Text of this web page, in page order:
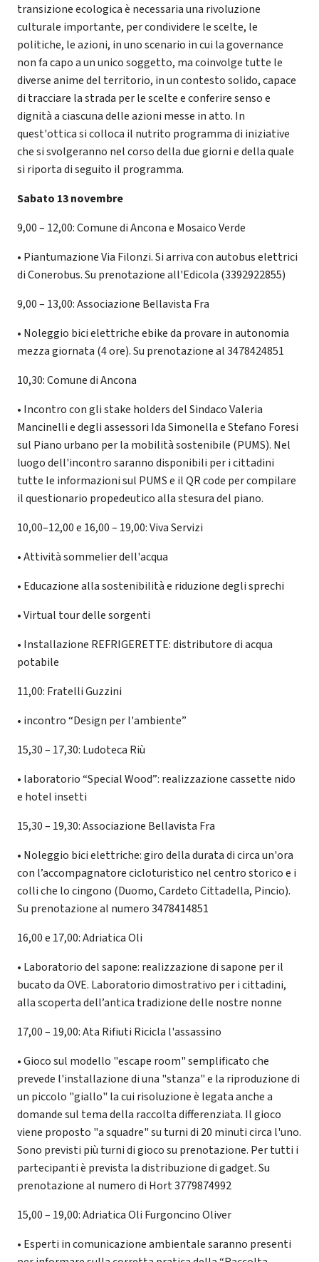
transizione ecologica è necessaria una rivoluzione
culturale importante, per condividere le scelte, le
politiche, le azioni, in uno scenario in cui la governance
non fa capo a un unico soggetto, ma coinvolge tutte le
diverse anime del territorio, in un contesto solido, capace
di tracciare la strada per le scelte e conferire senso e
dignità a ciascuna delle azioni messe in atto. In
quest'ottica si colloca il nutrito programma di iniziative
che si svolgeranno nel corso della due giorni e della quale
si riporta di seguito il programma.
Sabato 13 novembre
9,00 – 12,00: Comune di Ancona e Mosaico Verde
• Piantumazione Via Filonzi. Si arriva con autobus elettrici
di Conerobus. Su prenotazione all'Edicola (3392922855)
9,00 – 13,00: Associazione Bellavista Fra
• Noleggio bici elettriche ebike da provare in autonomia
mezza giornata (4 ore). Su prenotazione al 3478424851
10,30: Comune di Ancona
• Incontro con gli stake holders del Sindaco Valeria
Mancinelli e degli assessori Ida Simonella e Stefano Foresi
sul Piano urbano per la mobilità sostenibile (PUMS). Nel
luogo dell'incontro saranno disponibili per i cittadini
tutte le informazioni sul PUMS e il QR code per compilare
il questionario propedeutico alla stesura del piano.
10,00–12,00 e 16,00 – 19,00: Viva Servizi
• Attività sommelier dell'acqua
• Educazione alla sostenibilità e riduzione degli sprechi
• Virtual tour delle sorgenti
• Installazione REFRIGERETTE: distributore di acqua
potabile
11,00: Fratelli Guzzini
• incontro “Design per l'ambiente”
15,30 – 17,30: Ludoteca Riù
• laboratorio “Special Wood”: realizzazione cassette nido
e hotel insetti
15,30 – 19,30: Associazione Bellavista Fra
• Noleggio bici elettriche: giro della durata di circa un'ora
con l’accompagnatore cicloturistico nel centro storico e i
colli che lo cingono (Duomo, Cardeto Cittadella, Pincio).
Su prenotazione al numero 3478414851
16,00 e 17,00: Adriatica Oli
• Laboratorio del sapone: realizzazione di sapone per il
bucato da OVE. Laboratorio dimostrativo per i cittadini,
alla scoperta dell’antica tradizione delle nostre nonne
17,00 – 19,00: Ata Rifiuti Ricicla l'assassino
• Gioco sul modello "escape room" semplificato che
prevede l'installazione di una "stanza" e la riproduzione di
un piccolo "giallo" la cui risoluzione è legata anche a
domande sul tema della raccolta differenziata. Il gioco
viene proposto "a squadre" su turni di 20 minuti circa l'uno.
Sono previsti più turni di gioco su prenotazione. Per tutti i
partecipanti è prevista la distribuzione di gadget. Su
prenotazione al numero di Hort 3779874992
15,00 – 19,00: Adriatica Oli Furgoncino Oliver
• Esperti in comunicazione ambientale saranno presenti